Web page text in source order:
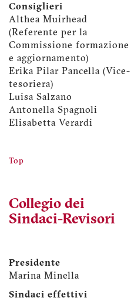
Consiglieri
Althea Muirhead
(Referente per la
Commissione formazione
e aggiornamento)
Erika Pilar Pancella (Vice-
tesoriera)
Luisa Salzano
Antonella Spagnoli
Elisabetta Verardi
Top
Collegio dei
Sindaci-Revisori
Presidente
Marina Minella
Sindaci effettivi